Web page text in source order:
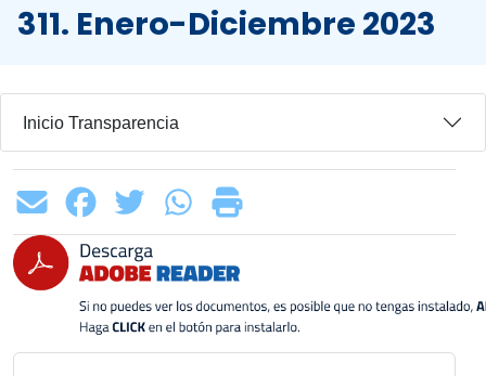
311. Enero-Diciembre 2023
Inicio Transparencia